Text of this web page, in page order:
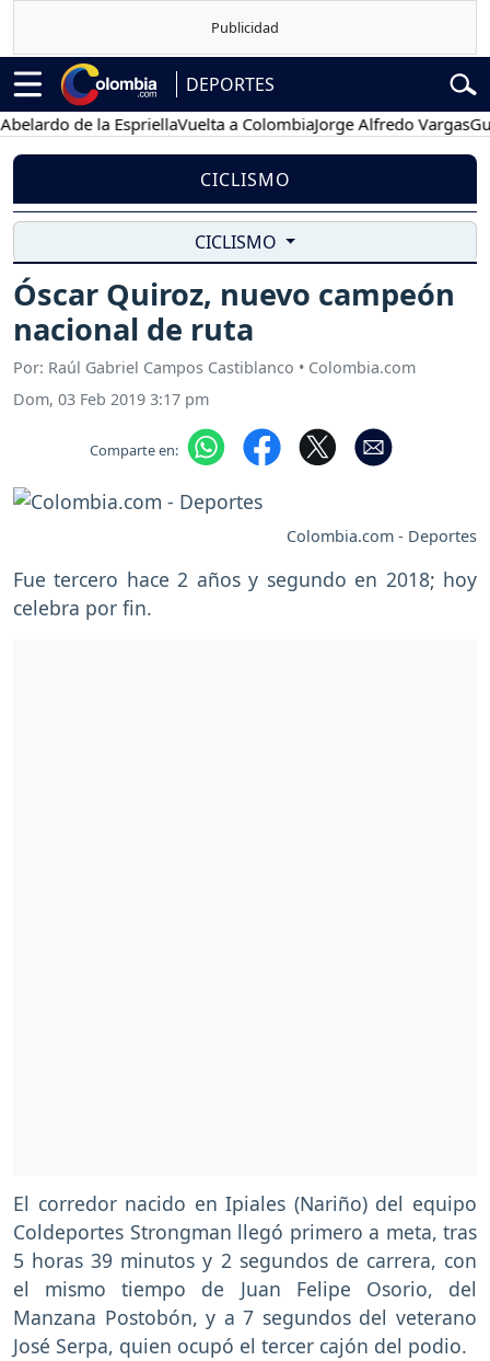
DEPORTES
de la EspriellaVuelta a ColombiaJorge Alfredo Vargas
CICLISMO
CICLISMO
Óscar Quiroz, nuevo campeón
nacional de ruta
Por: Raúl Gabriel Campos Castiblanco • Colombia.com
Dom, 03 Feb 2019 3:17 pm
Comparte en:
Colombia.com - Deportes
Fue tercero hace 2 años y segundo en 2018; hoy
celebra por fin.
El corredor nacido en Ipiales (Nariño) del equipo
Coldeportes Strongman llegó primero a meta, tras
5 horas 39 minutos y 2 segundos de carrera, con
el mismo tiempo de Juan Felipe Osorio, del
Manzana Postobón, y a 7 segundos del veterano
José Serpa, quien ocupó el tercer cajón del podio.